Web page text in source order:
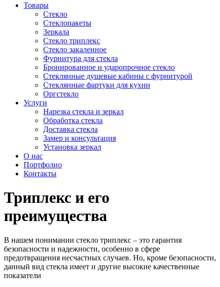
Товары
Стекло
Стеклопакеты
Зеркала
Стекло триплекс
Стекло закаленное
Фурнитура для стекла
Бронированное и ударопрочное стекло
Стеклянные душевые кабины с фурнитурой
Стеклянные фартуки для кухни
Оргстекло
Услуги
Нарезка стекла и зеркал
Обработка стекла
Доставка стекла
Замер и консультация
Установка зеркал
О нас
Портфолио
Контакты
Триплекс и его
преимущества
В нашем понимании стекло триплекс – это гарантия
безопасности и надежности, особенно в сфере
предотвращения несчастных случаев. Но, кроме безопасности,
данный вид стекла имеет и другие высокие качественные
показатели